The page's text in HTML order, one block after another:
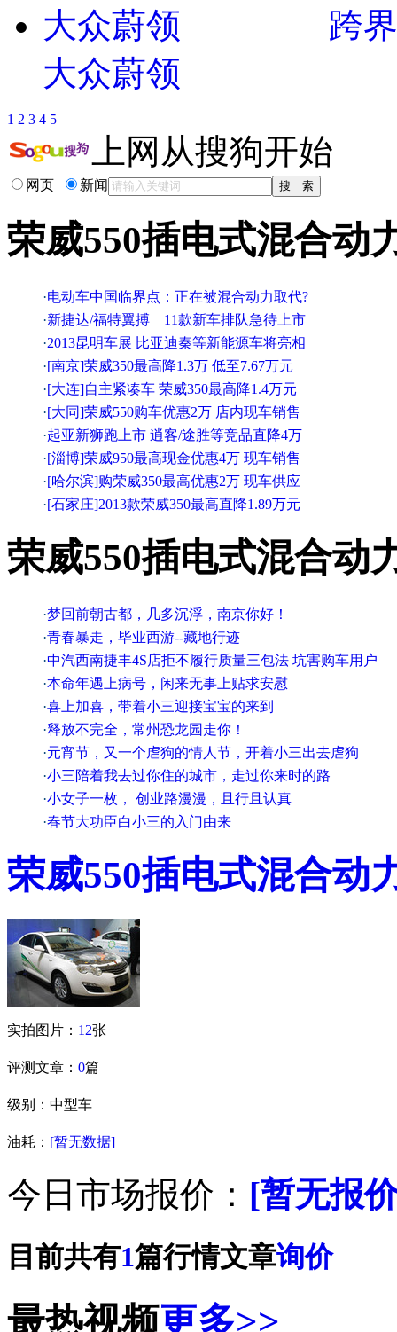
跨
大众蔚领
1 2 3 4 5
上网从搜狗开始
网页 新闻
荣威550插电式混合动
·电动车中国临界点：正在被混合动力取代?
·新捷达/福特翼搏 11款新车排队急待上市
·2013昆明车展 比亚迪秦等新能源车将亮相
·[南京]荣威350最高降1.3万 低至7.67万元
·[大连]自主紧凑车 荣威350最高降1.4万元
·[大同]荣威550购车优惠2万 店内现车销售
·起亚新狮跑上市 逍客/途胜等竞品直降4万
·[淄博]荣威950最高现金优惠4万 现车销售
·[哈尔滨]购荣威350最高优惠2万 现车供应
·[石家庄]2013款荣威350最高直降1.89万元
荣威550插电式混合动
·梦回前朝古都，几多沉浮，南京你好！
·青春暴走，毕业西游--藏地行迹
·中汽西南捷丰4S店拒不履行质量三包法 坑害购车用户
·本命年遇上病号，闲来无事上贴求安慰
·喜上加喜，带着小三迎接宝宝的来到
·释放不完全，常州恐龙园走你！
·元宵节，又一个虐狗的情人节，开着小三出去虐狗
·小三陪着我去过你住的城市，走过你来时的路
·小女子一枚， 创业路漫漫，且行且认真
·春节大功臣白小三的入门由来
荣威550插电式混合动
实拍图片： 12张
评测文章： 0篇
级别：中型车
油耗： [暂无数据]
今日市场报价： [暂无报
目前共有1篇行情文章询价
最热视频更多>>